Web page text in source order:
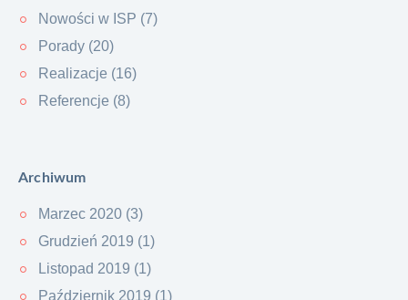
Nowości w ISP (7)
Porady (20)
Realizacje (16)
Referencje (8)
Archiwum
Marzec 2020 (3)
Grudzień 2019 (1)
Listopad 2019 (1)
Październik 2019 (1)